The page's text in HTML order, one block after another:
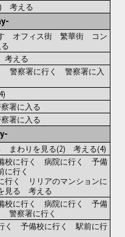
Physics)
(with Physics)
(with Physics)
考える
オフィス街 繁華街 コン
考える
警察署に行く 警察署に入
署に入る
署に入る
まわりを見る(2) 考える(4)
校に行く 病院に行く 予備
行く
く リリアのマンションに
見る 考える
校に行く 病院に行く 予備
警察署に行く
く 予備校に行く 駅前に行